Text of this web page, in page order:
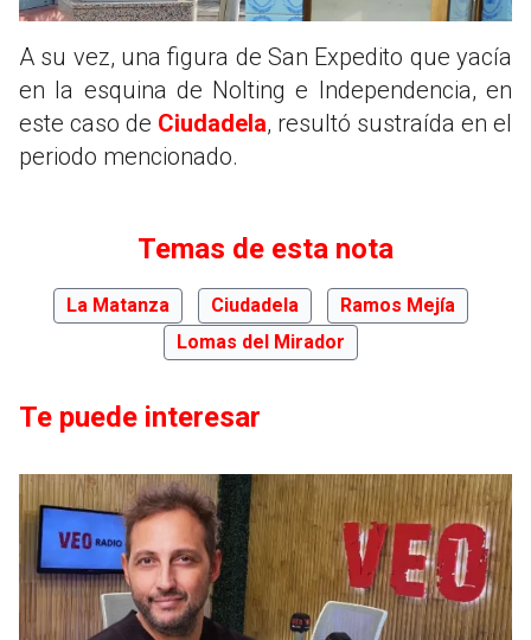
A su vez, una figura de San Expedito que yacía
en la esquina de Nolting e Independencia, en
este caso de Ciudadela, resultó sustraída en el
periodo mencionado.
Temas de esta nota
La Matanza Ciudadela
Ramos Mejía
Lomas del Mirador
Te puede interesar